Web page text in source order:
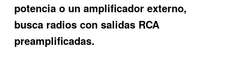
potencia o un amplificador externo,
busca radios con salidas RCA
preamplificadas.